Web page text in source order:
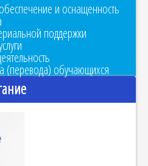
и оснащенность
поддержки
(перевода) обучающихся